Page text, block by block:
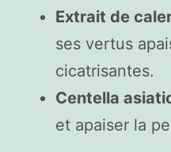
Extrait de
ses vertus
cicatrisantes.
Centella
et apaiser la